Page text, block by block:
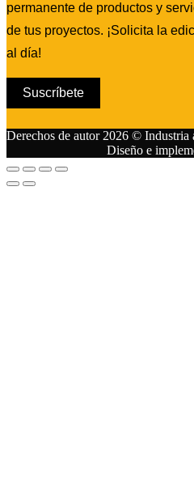
permanente de productos y
de tus proyectos. ¡Solicita la
al día!
Suscríbete
Derechos de autor 2026 © Industria
Diseño e